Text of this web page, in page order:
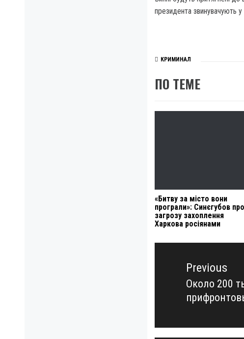
президента звинувачують у
КРИМИНАЛ
ПО ТЕМЕ
«Битву за місто вони
програли»: Синєгубов про
загрозу захоплення
Харкова росіянами
Навигация
записямPrevious
Previous
post:
Около 200